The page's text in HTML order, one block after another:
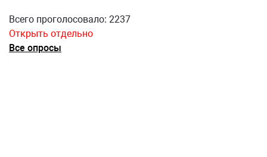
Всего проголосовало: 2237
Открыть отдельно
Все опросы